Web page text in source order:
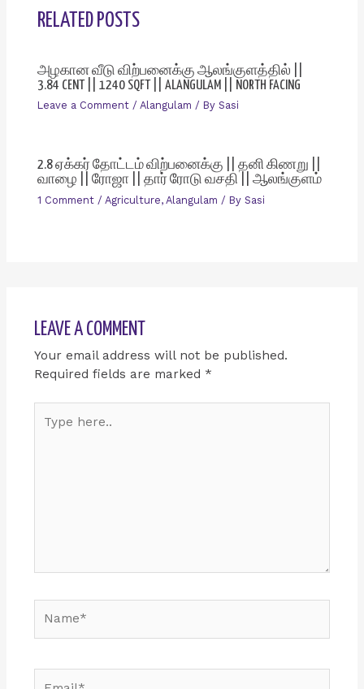
RELATED POSTS
அழகான வீடு விற்பனைக்கு ஆலங்குளத்தில் ||
3.84 CENT || 1240 SQFT || ALANGULAM || NORTH FACING
Leave a Comment / Alangulam / By Sasi
2.8 ஏக்கர் தோட்டம் விற்பனைக்கு || தனி கிணறு ||
வாழை || ரோஜா || தார் ரோடு வசதி || ஆலங்குளம்
1 Comment / Agriculture, Alangulam / By Sasi
LEAVE A COMMENT
Your email address will not be published.
Required fields are marked *
here..